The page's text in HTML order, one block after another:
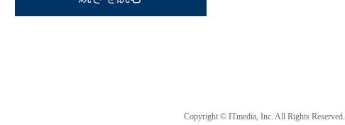
Copyright © ITmedia, Inc. All Rights Reserved.